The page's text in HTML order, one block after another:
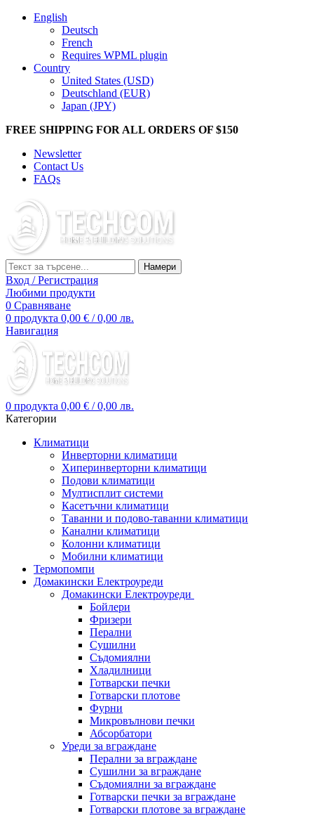
English
Deutsch
French
Requires WPML plugin
Country
United States (USD)
Deutschland (EUR)
Japan (JPY)
FREE SHIPPING FOR ALL ORDERS OF $150
Newsletter
Contact Us
FAQs
Намери
Вход / Регистрация
Любими продукти
0 Сравняване
0 продукта 0,00 € / 0,00 лв.
Навигация
0 продукта 0,00 € / 0,00 лв.
Категории
Климатици
Инверторни климатици
Хиперинверторни климатици
Подови климатици
Мултисплит системи
Касетъчни климатици
Таванни и подово-таванни климатици
Канални климатици
Колонни климатици
Мобилни климатици
Термопомпи
Домакински Електроуреди
Домакински Електроуреди
Бойлери
Фризери
Перални
Сушилни
Съдомиялни
Хладилници
Готварски печки
Готварски плотове
Фурни
Микровълнови печки
Абсорбатори
Уреди за вграждане
Перални за вграждане
Сушилни за вграждане
Съдомиялни за вграждане
Готварски печки за вграждане
Готварски плотове за вграждане